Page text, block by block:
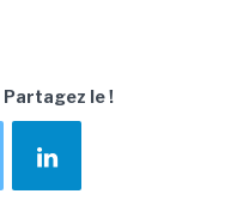
Partagez le !